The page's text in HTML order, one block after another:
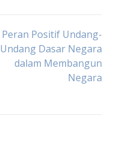
Peran Positif Undang-
Undang Dasar Negara
dalam Membangun
Negara